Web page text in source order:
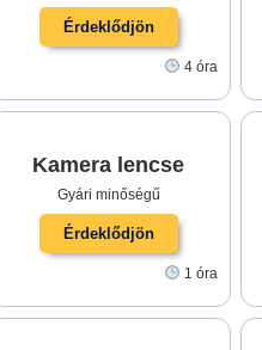
Érdeklődjön
4 óra
Kamera lencse
Gyári minőségű
Érdeklődjön
1 óra